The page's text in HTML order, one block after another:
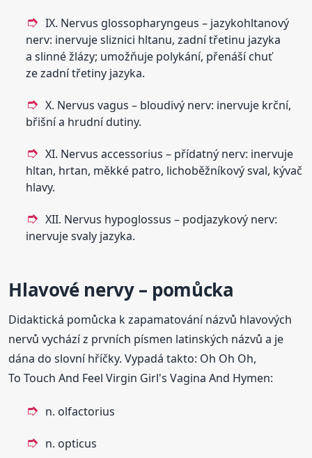
IX. Nervus glossopharyngeus – jazykohltanový
nerv: inervuje sliznici hltanu, zadní třetinu jazyka
a slinné žlázy; umožňuje polykání, přenáší chuť
ze zadní třetiny jazyka.
X. Nervus vagus – bloudivý nerv: inervuje krční,
břišní a hrudní dutiny.
XI. Nervus accessorius – přídatný nerv: inervuje
hltan, hrtan, měkké patro, lichoběžníkový sval, kývač
hlavy.
XII. Nervus hypoglossus – podjazykový nerv:
inervuje svaly jazyka.
Hlavové nervy – pomůcka
Didaktická pomůcka k zapamatování názvů hlavových
nervů vychází z prvních písmen latinských názvů a je
dána do slovní hříčky. Vypadá takto: Oh Oh Oh,
To Touch And Feel Virgin Girl's Vagina And Hymen:
n. olfactorius
n. opticus